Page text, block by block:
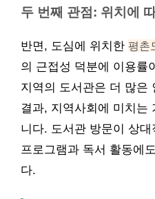
두 번째 관점: 위치에
반면, 도심에 위치한 평촌
의 근접성 덕분에 이용률
지역의 도서관은 더 많은
결과, 지역사회에 미치는
니다. 도서관 방문이 상
프로그램과 독서 활동에
다.